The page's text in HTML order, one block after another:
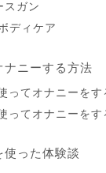
ガン
ディケア
ナニーする方法
ってオナニーをす
ってオナニーをす
使った体験談